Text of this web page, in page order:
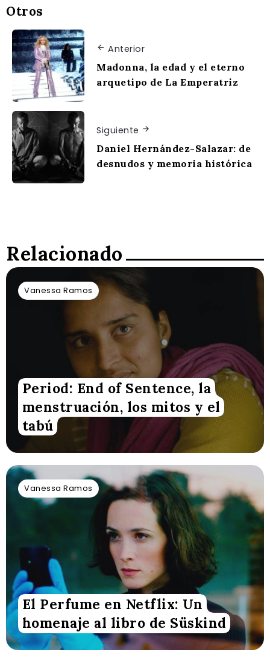
Otros
Anterior
Madonna, la edad y el eterno
arquetipo de La Emperatriz
Siguiente
Daniel Hernández-Salazar: de
desnudos y memoria histórica
Relacionado
Vanessa Ramos
Period: End of Sentence, la
menstruación, los mitos y el
tabú
Vanessa Ramos
El Perfume en Netflix: Un
homenaje al libro de Süskind